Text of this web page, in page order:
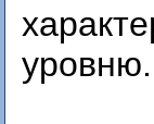
уровню.